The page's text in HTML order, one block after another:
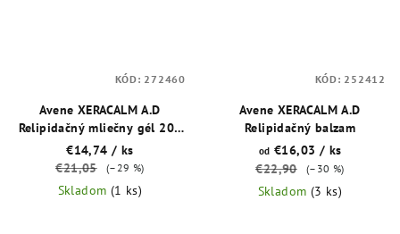
Avene XERACALM A.D
Relipidačný mliečny gél 200
ml
€14,74/ ks
€21,05
(–29 %)
Skladom (1 ks)
KÓD: 272460
Avene XERACALM A.D
Relipidačný balzam
od €16,03 / ks
€22,90
(–30 %)
Skladom (3 ks)
KÓD: 252412